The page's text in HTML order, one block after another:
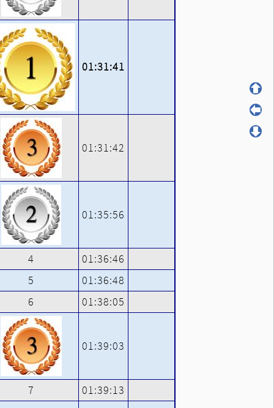
01:31:41
01:31:42
01:35:56
4
01:36:46
5
01:36:48
6
01:38:05
01:39:03
7
01:39:13